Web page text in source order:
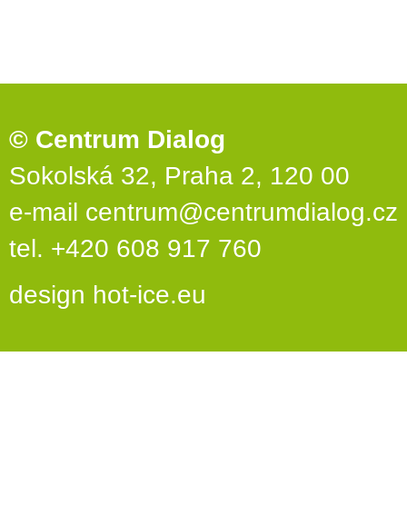
© Centrum Dialog
Sokolská 32, Praha 2, 120 00
e-mail centrum@centrumdialog.cz
tel. +420 608 917 760
design hot-ice.eu